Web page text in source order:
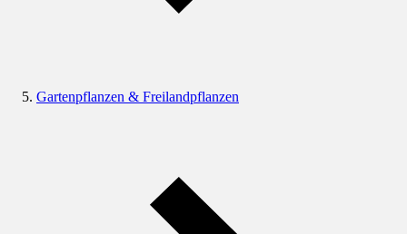
Gartenpflanzen & Freilandpflanzen